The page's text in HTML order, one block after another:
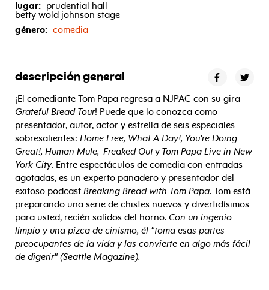
lugar: prudential hall
betty wold johnson stage
género: comedia
descripción general
¡El comediante Tom Papa regresa a NJPAC con su gira
Grateful Bread Tour! Puede que lo conozca como
presentador, autor, actor y estrella de seis especiales
sobresalientes: Home Free, What A Day!, You’re Doing
Great!, Human Mule, Freaked Outy Tom Papa Live in New
York City. Entre espectáculos de comedia con entradas
agotadas, es un experto panadero y presentador del
exitoso podcast Breaking Bread with Tom Papa. Tom está
preparando una serie de chistes nuevos y divertidísimos
para usted, recién salidos del horno. Con un ingenio
limpio y una pizca de cinismo, él "toma esas partes
preocupantes de la vida y las convierte en algo más fácil
de digerir" (Seattle Magazine).